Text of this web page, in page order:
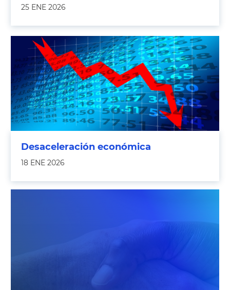
25 ENE 2026
Desaceleración económica
18 ENE 2026